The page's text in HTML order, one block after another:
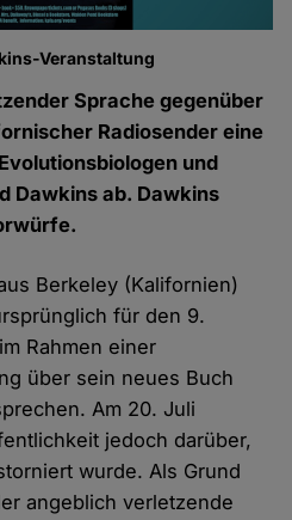
Veranstaltung
Sprache gegenüber
Radiosender eine
und
Dawkins ab. Dawkins
Berkeley (Kalifornien)
für den 9.
Rahmen einer
über sein neues Buch
Am 20. Juli
jedoch darüber,
wurde. Als Grund
angeblich verletzende